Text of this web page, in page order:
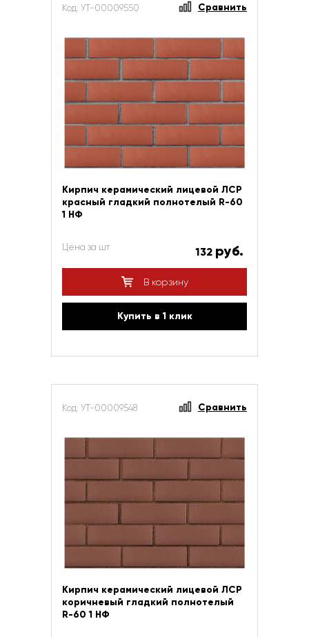
Код: УТ-00009550 Сравнить
Кирпич керамический лицевой ЛСР
красный гладкий полнотелый R-60
1 НФ
Цена за шт 132 руб.
В корзину
Купить в 1 клик
Код: УТ-00009548 Сравнить
Кирпич керамический лицевой ЛСР
коричневый гладкий полнотелый
R-60 1 НФ